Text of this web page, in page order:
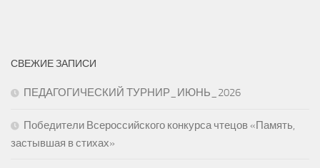
СВЕЖИЕ ЗАПИСИ
ПЕДАГОГИЧЕСКИЙ ТУРНИР_ИЮНЬ_2026
Победители Всероссийского конкурса чтецов «Память,
застывшая в стихах»